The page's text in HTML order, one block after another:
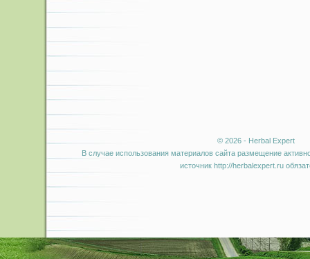
© 2026 - Herbal Expert
В случае использования материалов сайта размещение
источник http://herbalexpert.ru